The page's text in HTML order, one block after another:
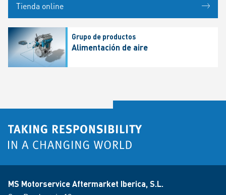
Tienda online
Grupo de productos
Alimentación de aire
MS Motorservice Aftermarket Iberica, S.L.